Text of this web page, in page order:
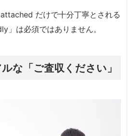
だけで十分丁寧とされる
」は必須ではありません。
な「ご査収ください」